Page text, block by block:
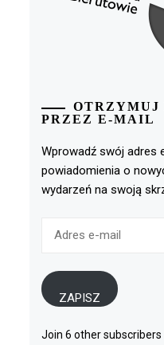
PRZEZ E-MAIL
Wprowadź swój adres
powiadomienia o
wydarzeń na swoją
ZAPISZ
Join 6 other subscribers